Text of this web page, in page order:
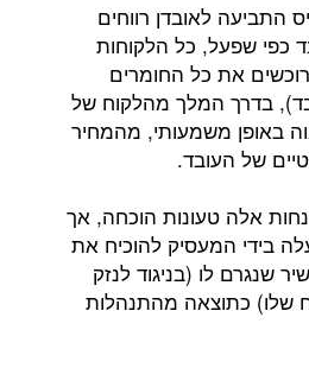
לאובדן רווחים
כפי שפעל, כל הלקוחות
את כל החומרים
בדרך המלך מהלקוח של
באופן משמעותי, מהמחיר
של העובד.
אלה טעונות הוכחה, אך
בידי המעסיק להוכיח את
שנגרם לו (בניגוד לנזק
שלו) כתוצאה מהתנהלות